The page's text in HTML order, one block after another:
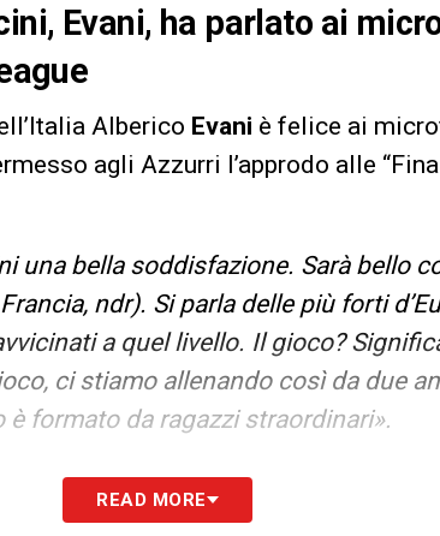
Evani, ha parlato ai
Alberico Evani è felice ai
agli Azzurri l’approdo alle
una bella soddisfazione. Sarà bello
ndr). Si parla delle più forti
a quel livello. Il gioco?
ci stiamo allenando così da due
formato da ragazzi straordinari».
NEWSREAD MORE